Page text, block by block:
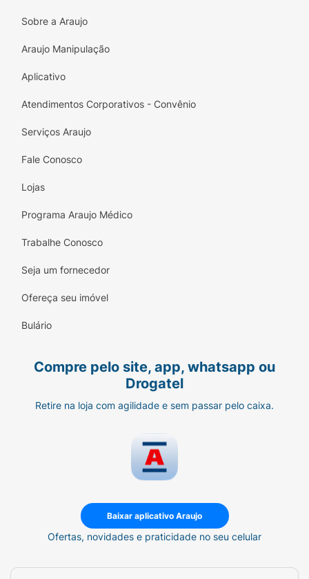
toda a diferença na saúde da sua pele. As
mãos de hoje refletem o cuidado de amanhã!
Sobre a Araujo
Araujo Manipulação
Aplicativo
Atendimentos Corporativos - Convênio
Serviços Araujo
Fale Conosco
Lojas
Programa Araujo Médico
Trabalhe Conosco
Seja um fornecedor
Ofereça seu imóvel
Bulário
Compre pelo site, app, whatsapp ou
Drogatel
Retire na loja com agilidade e sem passar pelo caixa.
Baixar aplicativo Araujo
Ofertas, novidades e praticidade no seu celular